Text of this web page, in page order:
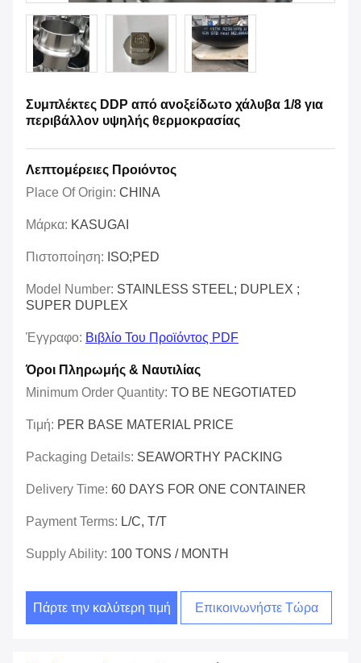
Συμπλέκτες DDP από ανοξείδωτο χάλυβα 1/8 για
περιβάλλον υψηλής θερμοκρασίας
Λεπτομέρειες Προιόντος
Place Of Origin: CHINA
Μάρκα: KASUGAI
Πιστοποίηση: ISO;PED
Model Number: STAINLESS STEEL; DUPLEX ;
SUPER DUPLEX
Έγγραφο: Βιβλίο Του Προϊόντος PDF
Όροι Πληρωμής & Ναυτιλίας
Minimum Order Quantity: TO BE NEGOTIATED
Τιμή: PER BASE MATERIAL PRICE
Packaging Details: SEAWORTHY PACKING
Delivery Time: 60 DAYS FOR ONE CONTAINER
Payment Terms: L/C, T/T
Supply Ability: 100 TONS / MONTH
Πάρτε την καλύτερη τιμή Επικοινωνήστε Τώρα